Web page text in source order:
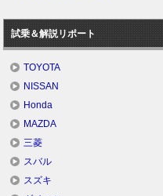
試乗＆解説リポート
TOYOTA
NISSAN
Honda
MAZDA
三菱
スバル
スズキ